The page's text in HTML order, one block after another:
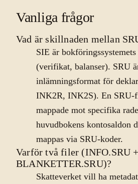
Vanliga frågor
Vad är skillnaden mellan
SIE är
(verifikat, balanser). SRU
inlämningsformat för
INK2R, INK2S). En SRU-
mappade mot specifika
huvudbokens kontosaldon
mappas via SRU-koder.
Varför två filer (INFO.SRU +
BLANKETTER.SRU)?
Skatteverket vill ha